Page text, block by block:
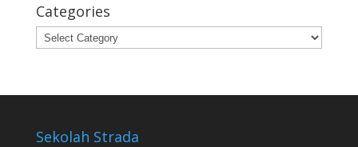
Categories
Categories
Sekolah Strada